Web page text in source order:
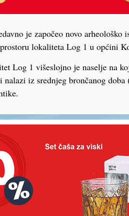
je započeo novo arheološko
lokaliteta Log 1 u općini
Log 1 višeslojno je naselje na
nalazi iz srednjeg brončanog